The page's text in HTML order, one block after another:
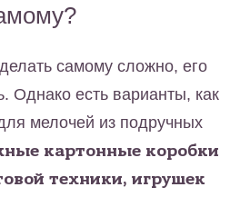
самому сложно, его
Однако есть варианты, как
мелочей из подручных
картонные коробки
техники, игрушек